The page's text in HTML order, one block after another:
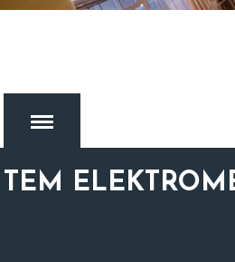
TEM
MENU